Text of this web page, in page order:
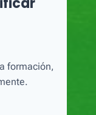
formación,